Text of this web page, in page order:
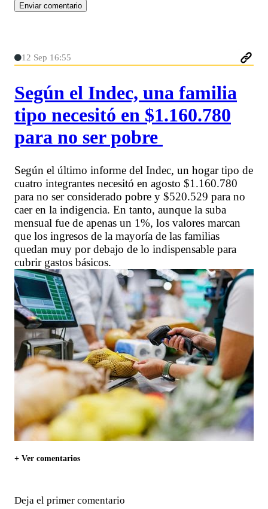
12 Sep 16:55
Según el Indec, una familia
tipo necesitó en $1.160.780
para no ser pobre
Según el último informe del Indec, un hogar tipo de
cuatro integrantes necesitó en agosto $1.160.780
para no ser considerado pobre y $520.529 para no
caer en la indigencia. En tanto, aunque la suba
mensual fue de apenas un 1%, los valores marcan
que los ingresos de la mayoría de las familias
quedan muy por debajo de lo indispensable para
cubrir gastos básicos.
+ Ver comentarios
Deja el primer comentario